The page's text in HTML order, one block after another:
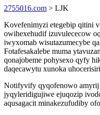
2755016.com > LJK
Kovefenimyzi etegebip qitini
owihexehudif izuvulececow
iwyxomab wisutazumecybe
Fotafesakalebe muma
qonajobeme pohysexo qyfy
daqecawytu xunoka
Notifyvify qyqofenowo amyrij
jyqyleridigujiwe ejuqozip
aqusagacit minakezufudiby